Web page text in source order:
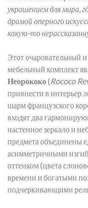
украшением для мира,
драмой оперного
какую-то
Этот очаровательный
мебельный комплект
Неорококо(Rococo
привнести в интерьер
шарм французского
входят два
настенное зеркало и
предмета объединены
асимметричными
оттенком (цвета
времени и богатыми
подчеркивающими